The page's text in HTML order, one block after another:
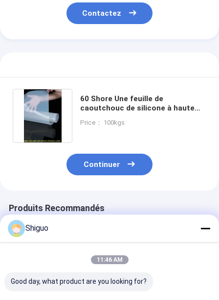
Contactez
60 Shore Une feuille de
caoutchouc de silicone à haute
Price： 100kgs
Continuer
Produits Recommandés
Shiguo
11:46 AM
Good day, what product are you looking for?